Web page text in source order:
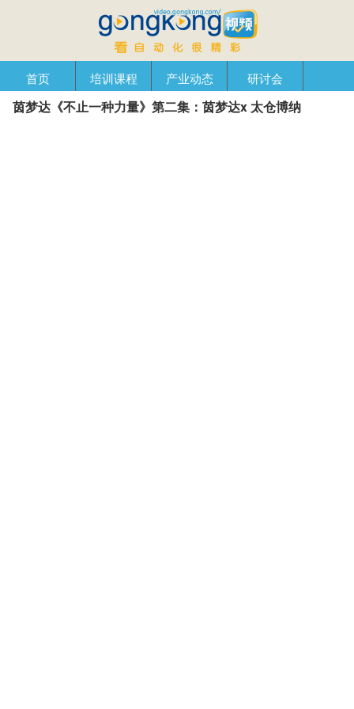
首页 培训课程 产业动态
研讨会
产品在线
自动化播客 创新管理 企业视窗
茵梦达《不止一种力量》第二集：茵梦达x 太仓博纳